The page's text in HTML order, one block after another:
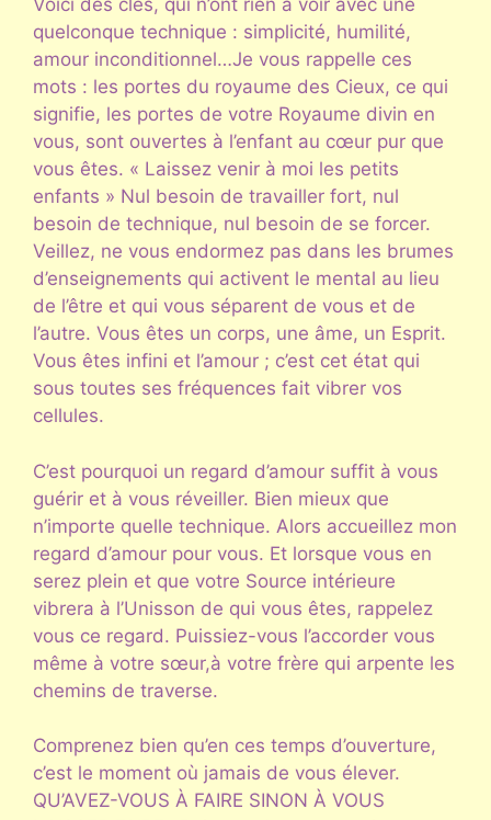
Voici des clés, qui n’ont rien à voir avec une
quelconque technique : simplicité, humilité,
amour inconditionnel…Je vous rappelle ces
mots : les portes du royaume des Cieux, ce qui
signifie, les portes de votre Royaume divin en
vous, sont ouvertes à l’enfant au cœur pur que
vous êtes. « Laissez venir à moi les petits
enfants » Nul besoin de travailler fort, nul
besoin de technique, nul besoin de se forcer.
Veillez, ne vous endormez pas dans les brumes
d’enseignements qui activent le mental au lieu
de l’être et qui vous séparent de vous et de
l’autre. Vous êtes un corps, une âme, un Esprit.
Vous êtes infini et l’amour ; c’est cet état qui
sous toutes ses fréquences fait vibrer vos
cellules.
C’est pourquoi un regard d’amour suffit à vous
guérir et à vous réveiller. Bien mieux que
n’importe quelle technique. Alors accueillez mon
regard d’amour pour vous. Et lorsque vous en
serez plein et que votre Source intérieure
vibrera à l’Unisson de qui vous êtes, rappelez
vous ce regard. Puissiez-vous l’accorder vous
même à votre sœur,à votre frère qui arpente les
chemins de traverse.
Comprenez bien qu’en ces temps d’ouverture,
c’est le moment où jamais de vous élever.
QU’AVEZ-VOUS À FAIRE SINON À VOUS